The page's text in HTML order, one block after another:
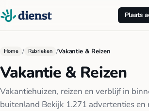
Plaats
Home / Rubrieken /Vakantie & Reizen
Vakantie & Reizen
Vakantiehuizen, reizen en verblijf in
buitenland Bekijk 1.271 advertenties en